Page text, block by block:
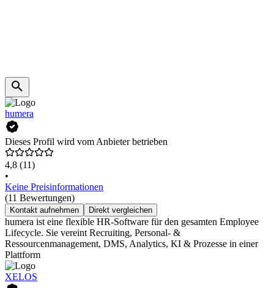
humera
Dieses Profil wird vom Anbieter betrieben
4,8 (11)
•
Keine Preisinformationen
(11 Bewertungen)
Kontakt aufnehmen Direkt vergleichen
humera ist eine flexible HR-Software für den gesamten Employee
Lifecycle. Sie vereint Recruiting, Personal- &
Ressourcenmanagement, DMS, Analytics, KI & Prozesse in einer
Plattform
XELOS